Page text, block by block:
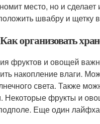
место, но и
швабру и щетку
организовать
фруктов и овощей
накопление влаги.
света. Также
Некоторые фрукты и
Еще один